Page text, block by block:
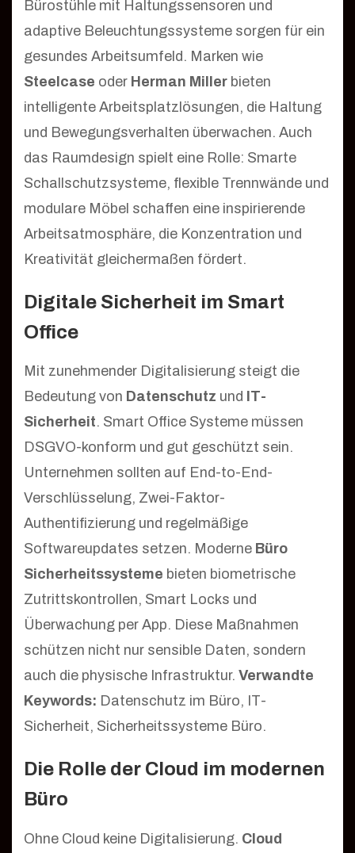
Bürostühle mit Haltungssensoren und
adaptive Beleuchtungssysteme sorgen für ein
gesundes Arbeitsumfeld. Marken wie
Steelcase oder Herman Miller bieten
intelligente Arbeitsplatzlösungen, die Haltung
und Bewegungsverhalten überwachen. Auch
das Raumdesign spielt eine Rolle: Smarte
Schallschutzsysteme, flexible Trennwände und
modulare Möbel schaffen eine inspirierende
Arbeitsatmosphäre, die Konzentration und
Kreativität gleichermaßen fördert.
Digitale Sicherheit im Smart
Office
Mit zunehmender Digitalisierung steigt die
Bedeutung von Datenschutz und IT-
Sicherheit. Smart Office Systeme müssen
DSGVO-konform und gut geschützt sein.
Unternehmen sollten auf End-to-End-
Verschlüsselung, Zwei-Faktor-
Authentifizierung und regelmäßige
Softwareupdates setzen. Moderne Büro
Sicherheitssysteme bieten biometrische
Zutrittskontrollen, Smart Locks und
Überwachung per App. Diese Maßnahmen
schützen nicht nur sensible Daten, sondern
auch die physische Infrastruktur. Verwandte
Keywords: Datenschutz im Büro, IT-
Sicherheit, Sicherheitssysteme Büro.
Die Rolle der Cloud im modernen
Büro
Ohne Cloud keine Digitalisierung. Cloud